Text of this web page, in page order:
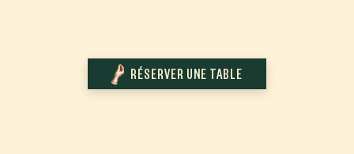
RÉSERVER UNE TABLE